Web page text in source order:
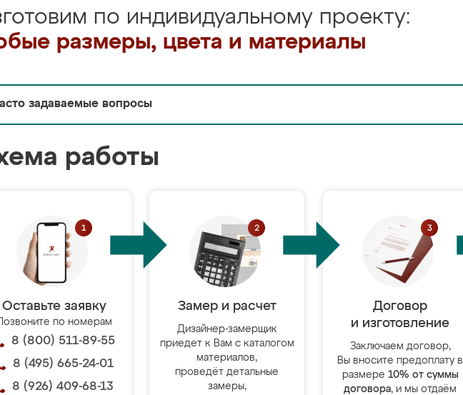
по индивидуальному проекту:
размеры, цвета и материалы
задаваемые вопросы
работы
Оставьте заявку
Позвоните по номерам
8 (800) 511-89-55
8 (495) 665-24-01
8 (926) 409-68-13
Замер и расчет
Дизайнер-замерщик
приедет к Вам с каталогом
материалов,
проведёт детальные
замеры,
Договор
и изготовление
Заключаем договор,
Вы вносите предоплату в
размере 10% от суммы
договора, и мы отдаём